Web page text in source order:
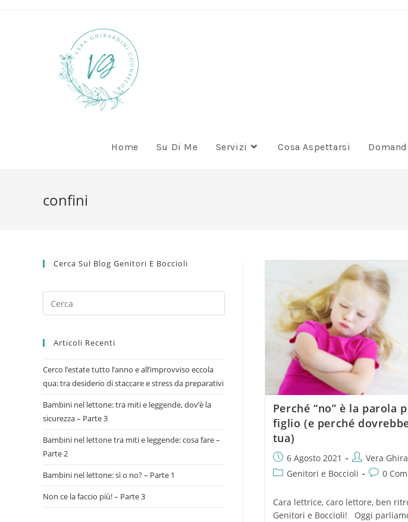
Home Su Di Me Servizi Cosa Aspettarsi
confini
Perché “no” è la parola
figlio (e perché
tua)
6 Agosto 2021
Vera
Genitori e Boccioli
0
Cara lettrice, caro lettore, ben
Genitori e Boccioli! Oggi
Cerca Sul Blog Genitori E Boccioli
Articoli Recenti
Cerco l’estate tutto l’anno e all’improvviso eccola
qua: tra desiderio di staccare e stress da preparativi
Bambini nel lettone: tra miti e leggende, dov’è la
sicurezza – Parte 3
Bambini nel lettone tra miti e leggende: cosa fare –
Parte 2
Bambini nel lettone: sì o no? – Parte 1
Non ce la faccio più! – Parte 3